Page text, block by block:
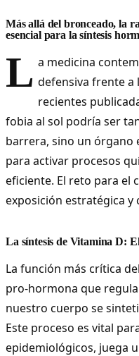
Más allá del bronceado, la
esencial para la síntesis
L a medicina
defensiva frente a
recientes
fobia al sol podría ser
barrera, sino un órgano
para activar procesos
eficiente. El reto para el
exposición estratégica y
La síntesis de Vitamina D:
La función más crítica
pro-hormona que regula
nuestro cuerpo se
Este proceso es vital
epidemiológicos, juega